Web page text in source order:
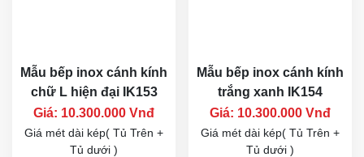
Mẫu bếp inox cánh kính
chữ L hiện đại IK153
Giá: 10.300.000 Vnđ
Giá mét dài kép( Tủ Trên +
Tủ dưới )
Mẫu bếp inox cánh kính
trắng xanh IK154
Giá: 10.300.000 Vnđ
Giá mét dài kép( Tủ Trên +
Tủ dưới )